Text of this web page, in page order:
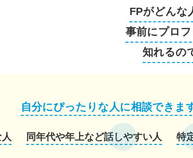
FPがどんな
事前にプロ
知れるの
自分にぴったりな人に相談できま
同年代や年上など話しやすい人 特